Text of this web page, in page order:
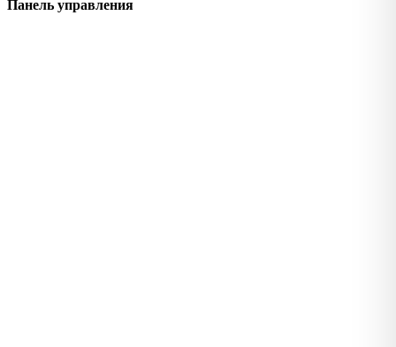
Панель управления